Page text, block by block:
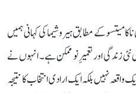
کے مطابق ہیروشیما کی کہانی ہمیں
زندگی اور تعمیرِ نو ممکن ہے۔ انہوں نے
نہیں بلکہ ایک ارادی انتخاب کا نتیجہ